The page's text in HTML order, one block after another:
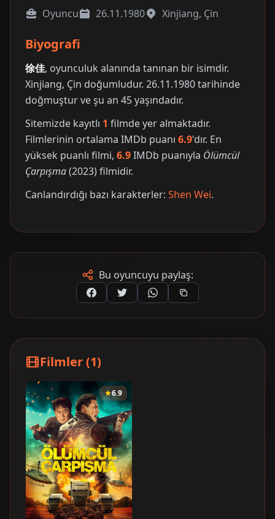
Oyuncu 26.11.1980 Xinjiang, Çin
Biyografi
徐佳, oyunculuk alanında tanınan bir isimdir.
Xinjiang, Çin doğumludur. 26.11.1980 tarihinde
doğmuştur ve şu an 45 yaşındadır.
Sitemizde kayıtlı 1 filmde yer almaktadır.
Filmlerinin ortalama IMDb puanı 6.9'dır. En
yüksek puanlı filmi, 6.9IMDb puanıyla Ölümcül
Çarpışma(2023) filmidir.
Canlandırdığı bazı karakterler: Shen Wei.
Bu oyuncuyu paylaş:
Filmler (1)
6.9